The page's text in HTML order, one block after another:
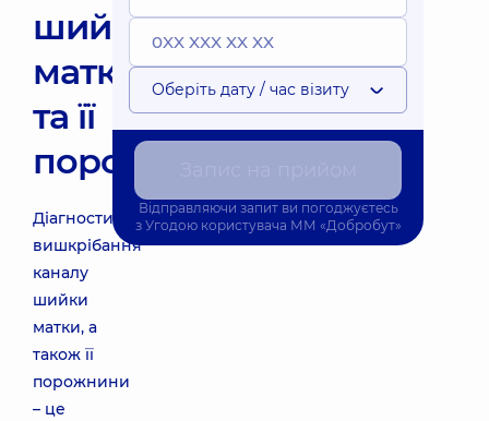
шийки
матки
та її
порожнини
Діагностичне
вишкрібання
каналу
шийки
матки, а
також її
порожнини
– це
Оберіть дату / час візиту
Відправляючи запит ви погоджуєтесь
з Угодою користувача ММ «Добробут»